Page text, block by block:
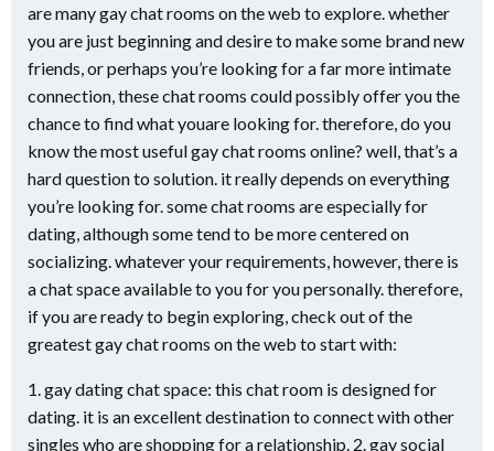
are many gay chat rooms on the web to explore. whether
you are just beginning and desire to make some brand new
friends, or perhaps you’re looking for a far more intimate
connection, these chat rooms could possibly offer you the
chance to find what youare looking for. therefore, do you
know the most useful gay chat rooms online? well, that’s a
hard question to solution. it really depends on everything
you’re looking for. some chat rooms are especially for
dating, although some tend to be more centered on
socializing. whatever your requirements, however, there is
a chat space available to you for you personally. therefore,
if you are ready to begin exploring, check out of the
greatest gay chat rooms on the web to start with:
1. gay dating chat space: this chat room is designed for
dating. it is an excellent destination to connect with other
singles who are shopping for a relationship. 2. gay social